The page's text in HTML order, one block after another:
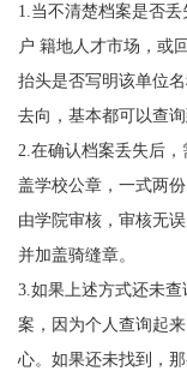
1. 当不清楚档案是否
户 籍地人才市场，或
抬头是否写明该单位
去向，基本都可以查询
2. 在确认档案丢失后
盖学校公章，一式两
由学院审核，审核无
并加盖骑缝章。
3. 如果上述方式还未
案，因为个人查询起
心。如果还未找到，